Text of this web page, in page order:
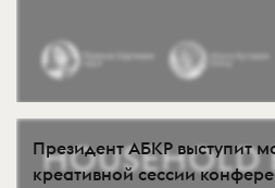
Президент АБКР выступит
креативной сессии